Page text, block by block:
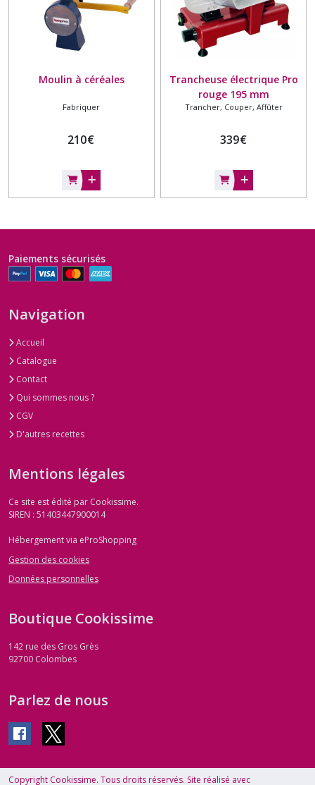
Moulin à céréales
Fabriquer
210€
Trancheuse électrique Pro
rouge 195 mm
Trancher, Couper, Affûter
339€
Paiements sécurisés
Navigation
Accueil
Catalogue
Contact
Qui sommes nous ?
CGV
D'autres recettes
Mentions légales
Ce site est édité par Cookissime.
SIREN : 51403447900014
Hébergement via eProShopping
Gestion des cookies
Données personnelles
Boutique Cookissime
142 rue des Gros Grès
92700 Colombes
Parlez de nous
Copyright Cookissime. Tous droits réservés. Site réalisé avec